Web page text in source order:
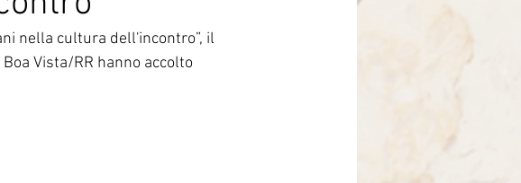
Provincia Brasile
nella cultura dell'incontro”, il
Vista/RR hanno accolto